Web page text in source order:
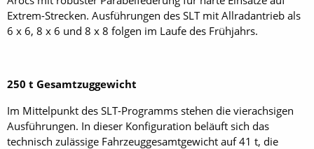
Extrem-Strecken. Ausführungen des SLT mit Allradantrieb als
6 x 6, 8 x 6 und 8 x 8 folgen im Laufe des Frühjahrs.
250 t Gesamtzuggewicht
Im Mittelpunkt des SLT-Programms stehen die vierachsigen
Ausführungen. In dieser Konfiguration beläuft sich das
technisch zulässige Fahrzeuggesamtgewicht auf 41 t, die